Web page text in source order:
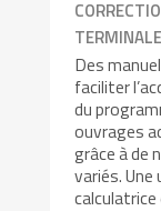
TERMINALE
Des
faciliter
du
ouvrages
grâce à de
variés.